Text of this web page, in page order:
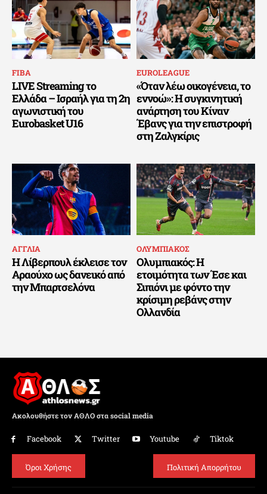
FIBA
LIVE Streaming το
Ελλάδα – Ισραήλ για τη 2η
αγωνιστική του
Eurobasket U16
EUROLEAGUE
«Όταν λέω οικογένεια, το
εννοώ»: Η συγκινητική
ανάρτηση του Κίναν
Έβανς για την επιστροφή
στη Ζαλγκίρις
ΑΓΓΛΙΑ
Η Λίβερπουλ έκλεισε τον
Αραούχο ως δανεικό από
την Μπαρτσελόνα
ΟΛΥΜΠΙΑΚΟΣ
Ολυμπιακός: Η
ετοιμότητα των Έσε και
Σιπιόνι με φόντο την
κρίσιμη ρεβάνς στην
Ολλανδία
Ακολουθήστε τον ΑΘΛΟ στα social media
Facebook Twitter Youtube Tiktok
Όροι Χρήσης Πολιτική Απορρήτου